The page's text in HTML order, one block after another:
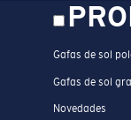
Gafas de sol
Gafas de sol
Novedades